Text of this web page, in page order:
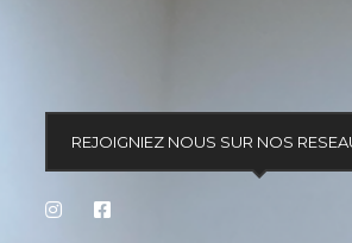
REJOIGNIEZ NOUS SUR NOS